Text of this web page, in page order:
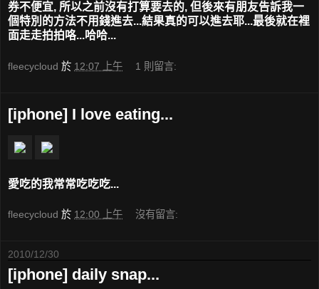
券不便宜, 所以之前沒有打算要去的, 但後來有朋友告訴我一
個特別的方法不用錢進去...結果真的可以進去耶...最後就在裡
面走走拍拍咯...哈哈...
fleecycloud 於 12:07 上午 1 則留言:
[iphone] I love eating...
愛吃的我常常吃吃吃...
fleecycloud 於 12:00 上午 沒有留言:
2010/12/30
[iphone] daily snap...